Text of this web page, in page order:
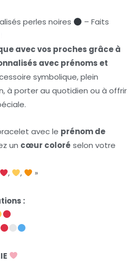
perles noires
– Faits
avec vos proches grâce à
avec prénoms et
symbolique, plein
à porter au quotidien ou à offrir
avec le prénom de
un cœur coloré selon votre
, , »
: